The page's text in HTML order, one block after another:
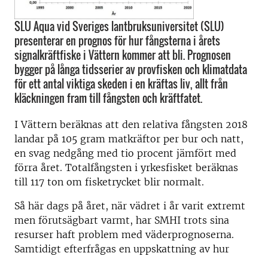
SLU Aqua vid Sveriges lantbruksuniversitet (SLU)
presenterar en prognos för hur fångsterna i årets
signalkräftfiske i Vättern kommer att bli. Prognosen
bygger på långa tidsserier av provfisken och klimatdata
för ett antal viktiga skeden i en kräftas liv, allt från
kläckningen fram till fångsten och kräftfatet.
I Vättern beräknas att den relativa fångsten 2018
landar på 105 gram matkräftor per bur och natt,
en svag nedgång med tio procent jämfört med
förra året. Totalfångsten i yrkesfisket beräknas
till 117 ton om fisketrycket blir normalt.
Så här dags på året, när vädret i år varit extremt
men förutsägbart varmt, har SMHI trots sina
resurser haft problem med väderprognoserna.
Samtidigt efterfrågas en uppskattning av hur